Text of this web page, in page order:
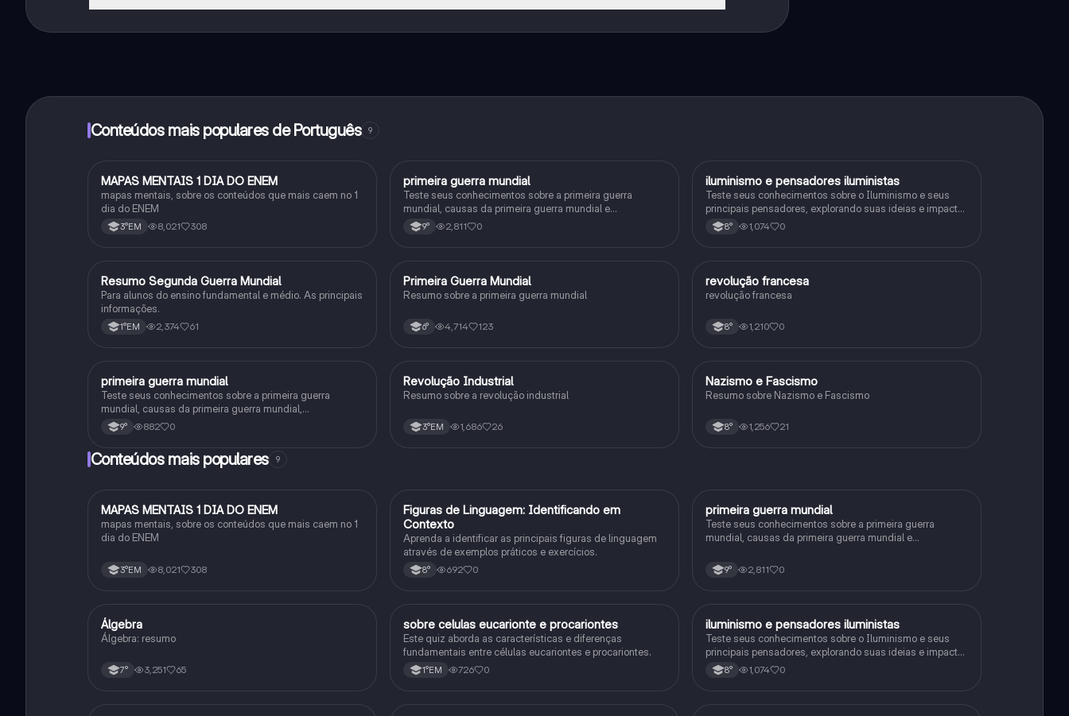
funcionalidades da aplicação, pode adquirir o Knowunity Pro.
Conteúdos mais populares de Português 9
Português
MAPAS MENTAIS 1 DIA DO ENEM
mapas mentais, sobre os conteúdos que mais caem no 1
dia do ENEM
3°EM 8,021 308
História
primeira guerra mundial
Teste seus conhecimentos sobre a primeira guerra
mundial, causas da primeira guerra mundial e
consequências da Primeira Guerra Mundial, fases da
primeira guerra mundial
9° 2,811 0
História
iluminismo e pensadores iluministas
Teste seus conhecimentos sobre o Iluminismo e seus
principais pensadores, explorando suas ideias e impacto
histórico.
8° 1,074 0
História
Resumo Segunda Guerra Mundial
Para alunos do ensino fundamental e médio. As principais
informações.
1°EM 2,374 61
História
Primeira Guerra Mundial
Resumo sobre a primeira guerra mundial
6° 4,714 123
História
revolução francesa
revolução francesa
8° 1,210 0
História
primeira guerra mundial
Teste seus conhecimentos sobre a primeira guerra
mundial, causas da primeira guerra mundial,
consequências da Primeira Guerra Mundial,fases da
primeira guerra mundial
9° 882 0
História
Revolução Industrial
Resumo sobre a revolução industrial
3°EM 1,686 26
História
Nazismo e Fascismo
Resumo sobre Nazismo e Fascismo
8° 1,256 21
Conteúdos mais populares 9
Português
MAPAS MENTAIS 1 DIA DO ENEM
mapas mentais, sobre os conteúdos que mais caem no 1
dia do ENEM
3°EM 8,021 308
FPortuguês
Figuras de Linguagem: Identificando em
Contexto
Aprenda a identificar as principais figuras de linguagem
através de exemplos práticos e exercícios.
8° 692 0
História
primeira guerra mundial
Teste seus conhecimentos sobre a primeira guerra
mundial, causas da primeira guerra mundial e
primeira guerra mundial
9° 2,811 0
Matematica
Álgebra
Álgebra: resumo
7° 3,251 65
Biologia
sobre celulas eucarionte e procariontes
Este quiz aborda as características e diferenças
fundamentais entre células eucariontes e procariontes.
1°EM 726 0
História
iluminismo e pensadores iluministas
Teste seus conhecimentos sobre o Iluminismo e seus
principais pensadores, explorando suas ideias e impacto
histórico.
8° 1,074 0